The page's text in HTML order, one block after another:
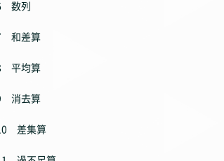
数列
和差算
平均算
消去算
差集算